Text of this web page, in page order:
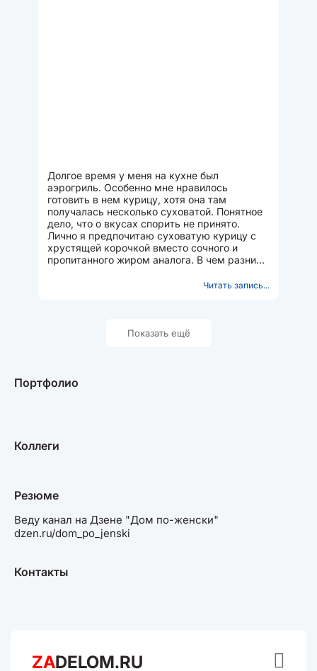
Долгое время у меня на кухне был
аэрогриль. Особенно мне нравилось
готовить в нем курицу, хотя она там
получалась несколько суховатой. Понятное
дело, что о вкусах спорить не принято.
Лично я предпочитаю суховатую курицу с
хрустящей корочкой вместо сочного и
пропитанного жиром аналога. В чем разница
Читать запись...
Показать ещё
Портфолио
Коллеги
Резюме
Веду канал на Дзене "Дом по-женски"
dzen.ru/dom_po_jenski
Контакты
ZADELOM.RU 